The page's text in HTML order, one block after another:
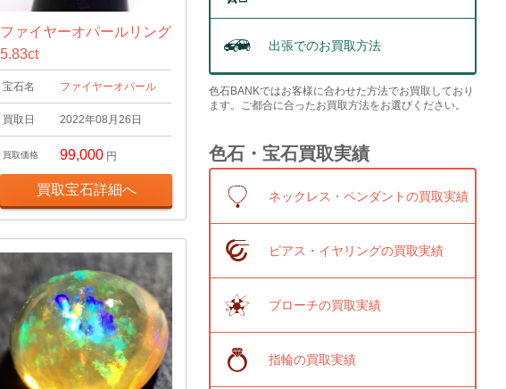
ファイヤーオパールリング
5.83ct
宝石名 ファイヤーオパール
買取日 2022年08月26日
買取価格 99,000 円
買取宝石詳細へ
出張でのお買取方法
色石BANKではお客様に合わせた方法でお買取しており
ます。ご都合に合ったお買取方法をお選びください。
色石・宝石買取実績
ネックレス・ペンダントの買取実績
ピアス・イヤリングの買取実績
ブローチの買取実績
指輪の買取実績